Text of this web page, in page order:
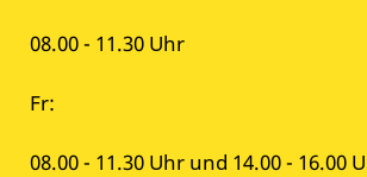
08.00 - 11.30 Uhr
Fr:
08.00 - 11.30 Uhr und 14.00 - 16.00